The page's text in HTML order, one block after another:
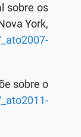
sobre os
York,
sobre o